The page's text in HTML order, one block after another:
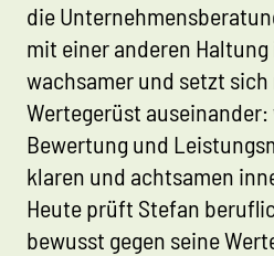
die
mit einer anderen
wachsamer und setzt
Wertegerüst
Bewertung und
klaren und achtsamen
Heute prüft Stefan
bewusst gegen seine